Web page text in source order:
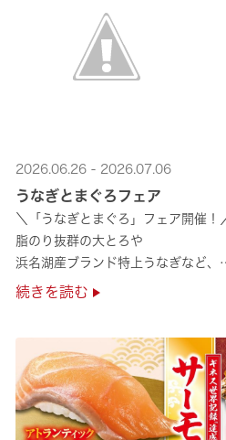
2026.06.26 - 2026.07.06
うなぎとまぐろフェア
＼「うなぎとまぐろ」フェア開催！
脂のり抜群の大とろや
浜名湖産ブランド特上うなぎなど、
夏のスタミナ補給にぴったりのメニ
続きを読む